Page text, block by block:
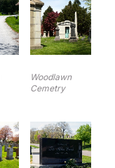
Woodlawn
Cemetry